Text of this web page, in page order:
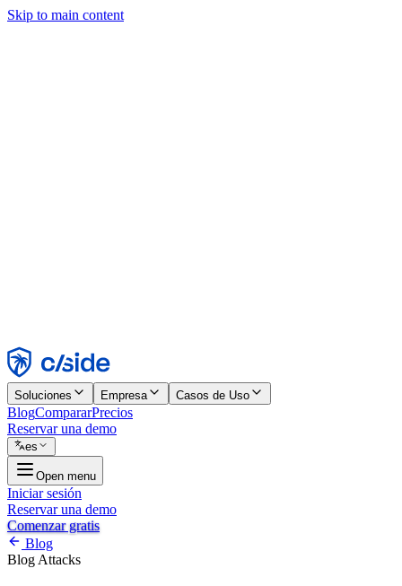
Skip to main content
Rechazar
Soluciones Empresa Casos de Uso
BlogCompararPrecios
Reservar una demo
es
Open menu
Iniciar sesión
Reservar una demo
Comenzar gratis
Blog
Blog Attacks